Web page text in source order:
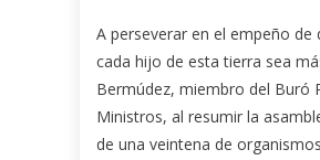
A perseverar en el empeño
cada hijo de esta tierra sea
Bermúdez, miembro del Buró
Ministros, al resumir la
de una veintena de